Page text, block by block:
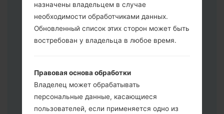
Operator"
Добавьте все файлы в программу Odin
3.
Если вы хотите прошить телефон и
выберите HOME_CSC _ *** для
сохранения Ваших данных.
Теперь выключите устройство и
назначены владельцем в случае
необходимости обработчиками данных.
Обновленный список этих сторон может быть
востребован у владельца в любое время.
Правовая основа обработки
Владелец может обрабатывать
персональные данные, касающиеся
пользователей, если применяется одно из